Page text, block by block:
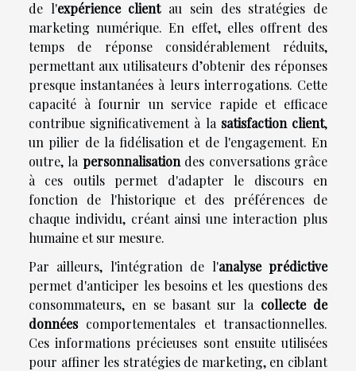
de l'expérience clientau sein des stratégies de
marketing numérique. En effet, elles offrent des
temps de réponse considérablement réduits,
permettant aux utilisateurs d’obtenir des réponses
presque instantanées à leurs interrogations. Cette
capacité à fournir un service rapide et efficace
contribue significativement à la satisfaction client,
un pilier de la fidélisation et de l'engagement. En
outre, la personnalisationdes conversations grâce
à ces outils permet d'adapter le discours en
fonction de l'historique et des préférences de
chaque individu, créant ainsi une interaction plus
humaine et sur mesure.
Par ailleurs, l'intégration de l'analyse prédictive
permet d'anticiper les besoins et les questions des
consommateurs, en se basant sur la collecte de
donnéescomportementales et transactionnelles.
Ces informations précieuses sont ensuite utilisées
pour affiner les stratégies de marketing, en ciblant